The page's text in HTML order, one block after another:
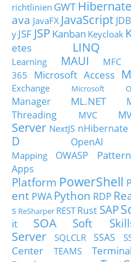
richtlinien GWT Hibernate
ava JavaFX JavaScript
y JSF JSP Kanban Keycloak
etes
LINQ
Learning
MAUI MFC
365
Microsoft Access
Exchange
Microsoft
Manager
ML.NET
Threading
MVC
Server NextJS nHibernate
D
OpenAI
Mapping
OWASP Pattern
Apps
Platform PowerShell
ent PWA Python RDP
s ReSharper RESTRust SAP
it
SOA Soft
Server
SQLCLR SSAS
Center
TEAMS